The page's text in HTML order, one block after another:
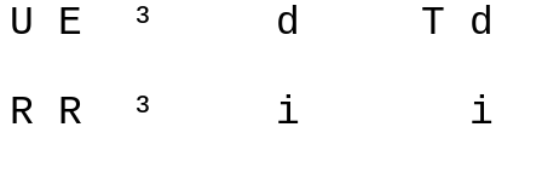
U E
³ d
T d
R R
³ i
i